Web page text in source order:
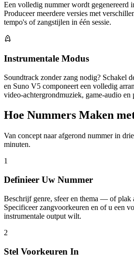
Een volledig nummer wordt gegenereerd
Produceer meerdere versies met
tempo's of zangstijlen in één sessie.
Instrumentale Modus
Soundtrack zonder zang nodig? Schakel
en Suno V5 componeert een volledig
video-achtergrondmuziek, game-audio en
Hoe Nummers Maken
Van concept naar afgerond nummer in
minuten.
1
Definieer Uw Nummer
Beschrijf genre, sfeer en thema — of plak
Specificeer zangvoorkeuren en of u een
instrumentale output wilt.
2
Stel Voorkeuren In